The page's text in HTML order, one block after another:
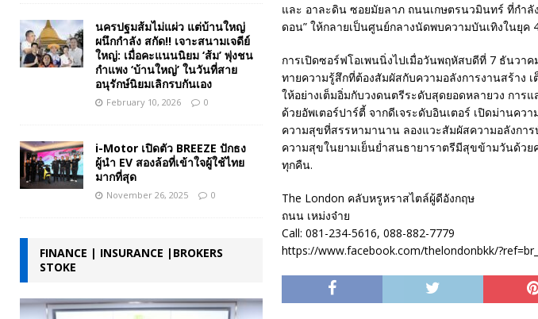
และ อาละดิน ซอยมัยลาภ ถนนเกษตรนวมินทร์ ที่กำลั
ดอน” ให้กลายเป็นศูนย์กลางนัดพบความบันเทิงในยุค
การเปิดซอร์ฟโอเพนนิ่งไปเมื่อวันพฤหัสบดีที่ 7 ธันวา
ทายความรู้สึกที่ต้องสัมผัสกับความอลังการงานสร้าง
ให้อย่างเต็มอิ่มกับวงดนตรีระดับสุดยอดหลายวง กา
ด้วยอัพเตอร์ปาร์ตี้ จากดีเจระดับอินเตอร์ เปิดม่านค
ความสุขที่สรรหามานาน ลองแวะสัมผัสความอลังกา
ความสุขในยามเย็นย่ำสนธายาราตรีมีสุขข้ามวันด้ว
ทุกคืน.
The London คลับหรูหราสไตล์ผู้ดีอังกฤษ
ถนน เหม่งจ๋าย
Call: 081-234-5616, 088-882-7779
https://www.facebook.com/thelondonbkk/
นครปฐมส้มไม่แผ่ว แต่บ้านใหญ่
ผนึกกำลัง สกัด!! เจาะสนามเจดีย์
ใหญ่: เมื่อคะแนนนิยม ‘ส้ม’ พุ่งชน
กำแพง ‘บ้านใหญ่’ ในวันที่สาย
อนุรักษ์นิยมเลิกรบกันเอง
February 10, 2026 0
i-Motor เปิดตัว BREEZE ปักธง
ผู้นำ EV สองล้อที่เข้าใจผู้ใช้ไทย
มากที่สุด
November 26, 2025 0
FINANCE | INSURANCE |BROKERS
STOKE